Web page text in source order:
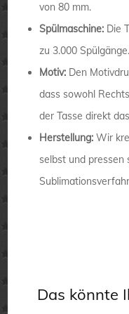
von 80 mm.
Spülmaschine: Die
zu 3.000 Spülgänge.
Motiv: Den
dass sowohl
der Tasse direkt
Herstellung:Wir
selbst und pressen
Das könnte